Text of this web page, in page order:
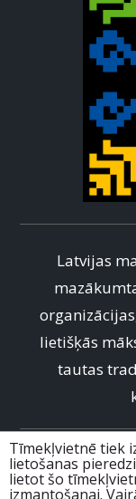
Latvijas
lietišķās
tautas
Tīmekļvietnē tiek
lietošanas
lietot šo
izmantošanai.